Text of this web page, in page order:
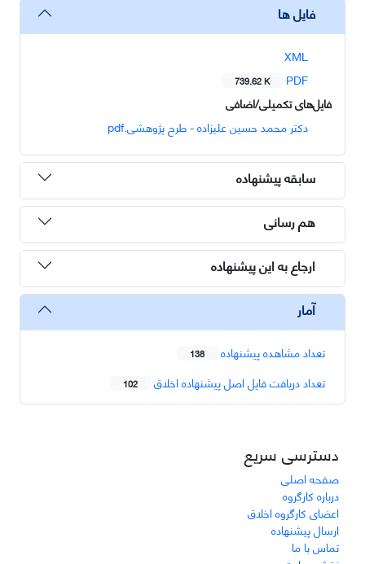
فایل ها
XML
PDF
739.62 K
فایل‌های تکمیلی/اضافی
دکتر محمد حسین علیزاده - طرح پژوهشی.pdf
سابقه پیشنهاده
هم رسانی
ارجاع به این پیشنهاده
آمار
تعداد مشاهده پیشنهاده 138
تعداد دریافت فایل اصل پیشنهاده اخلاق 102
دسترسی سریع
صفحه اصلی
درباره کارگروه
اعضای کارگروه اخلاق
ارسال پیشنهاده
تماس با ما